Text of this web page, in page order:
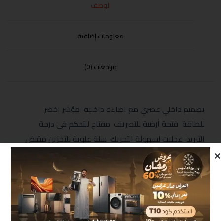
الوصف
معلومات إضافية
مراجعات (0)
تصميم داخلي عصري مع اضاءة داخلية مؤشر اخضر
للطاقة فتحة أرضية للتصريف مفتاح للتحكم في درجة
التبريد عجلات لسهولة التحريك سلة علوية للتخزين مقبض
يدوي مع قفل ضد عبث الأطفال فريون صديق البيئة الابعاد
(MM) 850*820*555